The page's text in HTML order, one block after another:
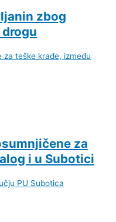
zbog
za
i u Subotici